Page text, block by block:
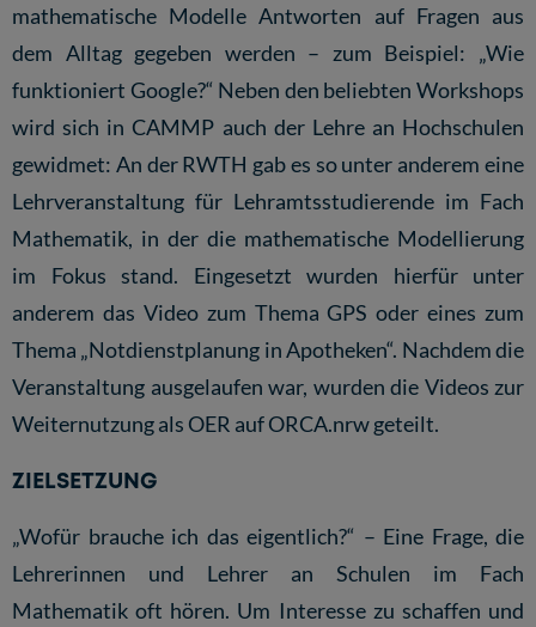
mathematische Modelle Antworten auf Fragen aus
dem Alltag gegeben werden – zum Beispiel: „Wie
funktioniert Google?“ Neben den beliebten Workshops
wird sich in CAMMP auch der Lehre an Hochschulen
gewidmet: An der RWTH gab es so unter anderem eine
Lehrveranstaltung für Lehramtsstudierende im Fach
Mathematik, in der die mathematische Modellierung
im Fokus stand. Eingesetzt wurden hierfür unter
anderem das Video zum Thema GPS oder eines zum
Thema „Notdienstplanung in Apotheken“. Nachdem die
Veranstaltung ausgelaufen war, wurden die Videos zur
Weiternutzung als OER auf ORCA.nrw geteilt.
ZIELSETZUNG
„Wofür brauche ich das eigentlich?“ – Eine Frage, die
Lehrerinnen und Lehrer an Schulen im Fach
Mathematik oft hören. Um Interesse zu schaffen und